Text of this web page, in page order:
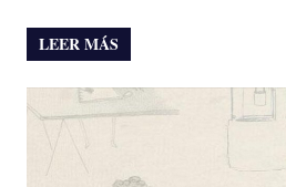
LEER MÁS